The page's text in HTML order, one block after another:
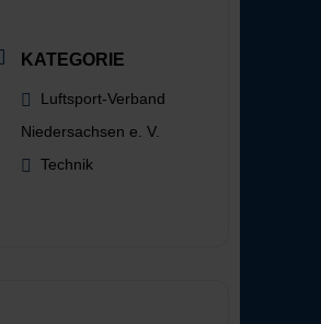
KATEGORIE
Luftsport-Verband
Niedersachsen e. V.
Technik